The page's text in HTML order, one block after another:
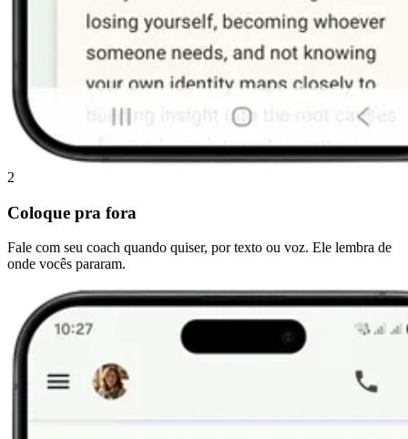
2
Coloque pra fora
Fale com seu coach quando quiser, por texto ou voz. Ele lembra de
onde vocês pararam.